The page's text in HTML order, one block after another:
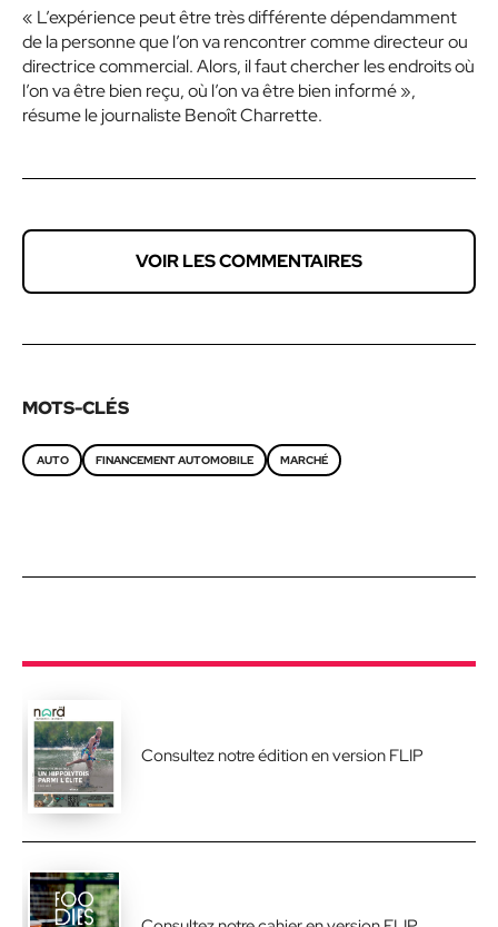
« L’expérience peut être très différente dépendamment
de la personne que l’on va rencontrer comme directeur ou
directrice commercial. Alors, il faut chercher les endroits où
l’on va être bien reçu, où l’on va être bien informé »,
résume le journaliste Benoît Charrette.
VOIR LES COMMENTAIRES
MOTS-CLÉS
AUTO FINANCEMENT AUTOMOBILE MARCHÉ
Consultez notre édition en version FLIP